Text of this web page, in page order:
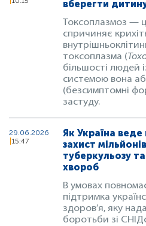
вберегти
Токсоплазмоз —
спричиняє
токсоплазма (
більшості людей
системою вона
(безсимптомні
застуду.
29.06.2026
15:47
Як Україна веде
захист
туберкульозу
хвороб
В умовах
підтримка
здоров’я, яку
боротьби зі